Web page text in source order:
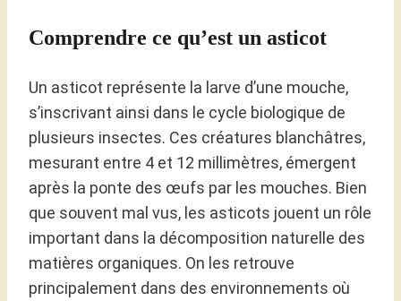
Comprendre ce qu’est un asticot
Un asticot représente la larve d’une mouche,
s’inscrivant ainsi dans le cycle biologique de
plusieurs insectes. Ces créatures blanchâtres,
mesurant entre 4 et 12 millimètres, émergent
après la ponte des œufs par les mouches. Bien
que souvent mal vus, les asticots jouent un rôle
important dans la décomposition naturelle des
matières organiques. On les retrouve
principalement dans des environnements où